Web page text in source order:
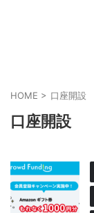
HOME > 口座開設
口座開設